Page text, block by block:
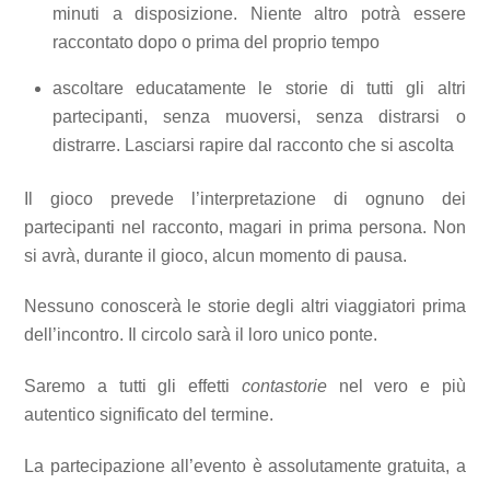
minuti a disposizione. Niente altro potrà essere
raccontato dopo o prima del proprio tempo
ascoltare educatamente le storie di tutti gli altri
partecipanti, senza muoversi, senza distrarsi o
distrarre. Lasciarsi rapire dal racconto che si ascolta
Il gioco prevede l’interpretazione di ognuno dei
partecipanti nel racconto, magari in prima persona. Non
si avrà, durante il gioco, alcun momento di pausa.
Nessuno conoscerà le storie degli altri viaggiatori prima
dell’incontro. Il circolo sarà il loro unico ponte.
Saremo a tutti gli effetti contastorie nel vero e più
autentico significato del termine.
La partecipazione all’evento è assolutamente gratuita, a